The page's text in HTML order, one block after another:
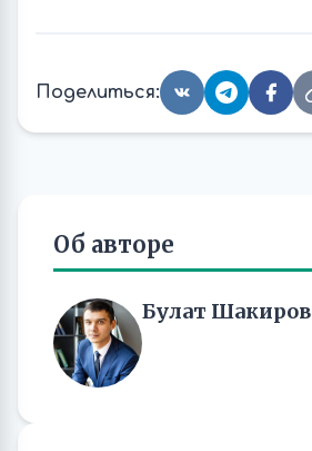
Поделиться:
Об авторе
Булат Шакиров